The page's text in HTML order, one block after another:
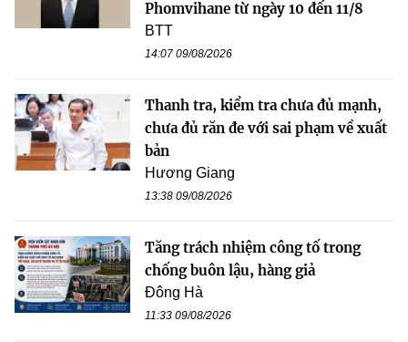
Phomvihane từ ngày 10 đến 11/8
BTT
14:07 09/08/2026
Thanh tra, kiểm tra chưa đủ mạnh,
chưa đủ răn đe với sai phạm về xuất
bản
Hương Giang
13:38 09/08/2026
Tăng trách nhiệm công tố trong
chống buôn lậu, hàng giả
Đông Hà
11:33 09/08/2026